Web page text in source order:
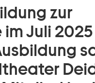
zur
Juli